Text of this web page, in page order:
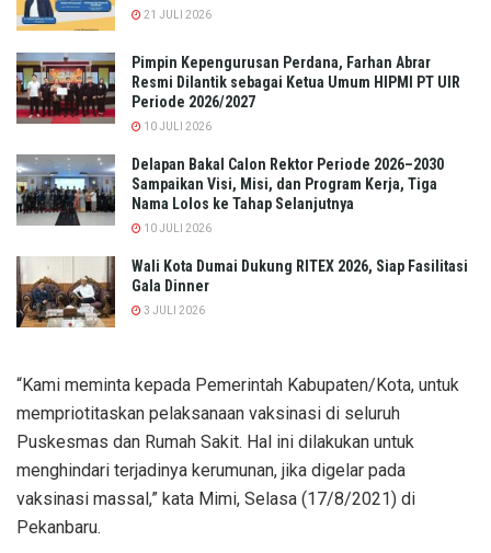
21 JULI 2026
Pimpin Kepengurusan Perdana, Farhan Abrar
Resmi Dilantik sebagai Ketua Umum HIPMI PT UIR
Periode 2026/2027
10 JULI 2026
Delapan Bakal Calon Rektor Periode 2026–2030
Sampaikan Visi, Misi, dan Program Kerja, Tiga
Nama Lolos ke Tahap Selanjutnya
10 JULI 2026
Wali Kota Dumai Dukung RITEX 2026, Siap Fasilitasi
Gala Dinner
3 JULI 2026
“Kami meminta kepada Pemerintah Kabupaten/Kota, untuk
mempriotitaskan pelaksanaan vaksinasi di seluruh
Puskesmas dan Rumah Sakit. Hal ini dilakukan untuk
menghindari terjadinya kerumunan, jika digelar pada
vaksinasi massal,” kata Mimi, Selasa (17/8/2021) di
Pekanbaru.